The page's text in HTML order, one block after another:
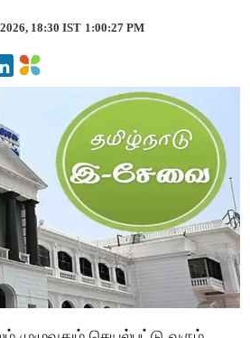
18:30 IST 1:00:27 PM